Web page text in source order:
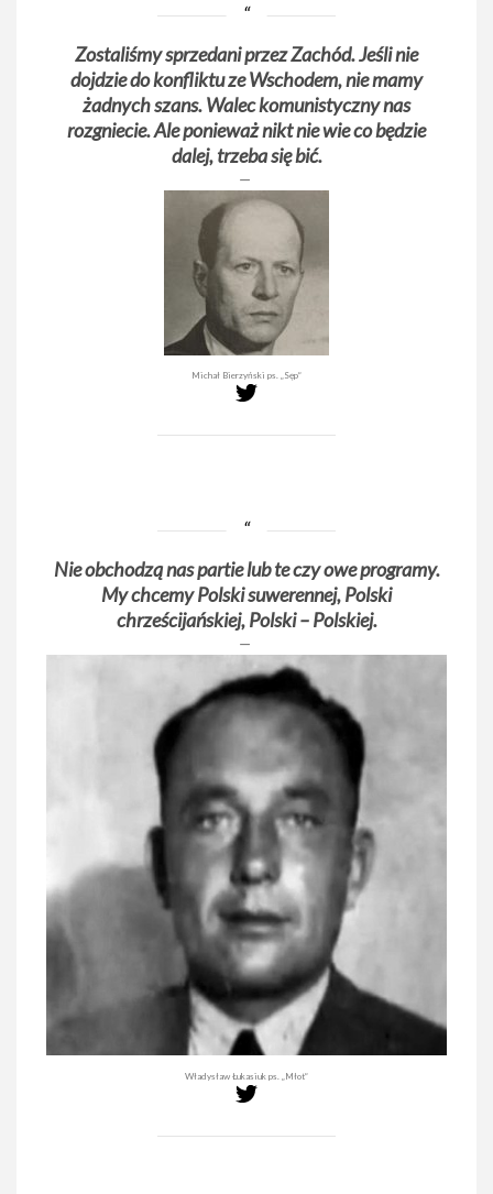
Zostaliśmy sprzedani przez Zachód. Jeśli nie
dojdzie do konfliktu ze Wschodem, nie mamy
żadnych szans. Walec komunistyczny nas
rozgniecie. Ale ponieważ nikt nie wie co będzie
dalej, trzeba się bić.
Michał Bierzyński ps. „Sęp”
Nie obchodzą nas partie lub te czy owe programy.
My chcemy Polski suwerennej, Polski
chrześcijańskiej, Polski – Polskiej.
Władysław Łukasiuk ps. „Młot”